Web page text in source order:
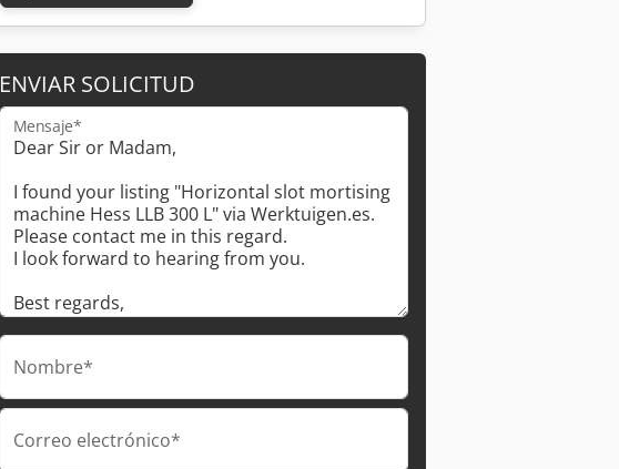
ENVIAR SOLICITUD
Mensaje*
Nombre*
Correo electrónico*